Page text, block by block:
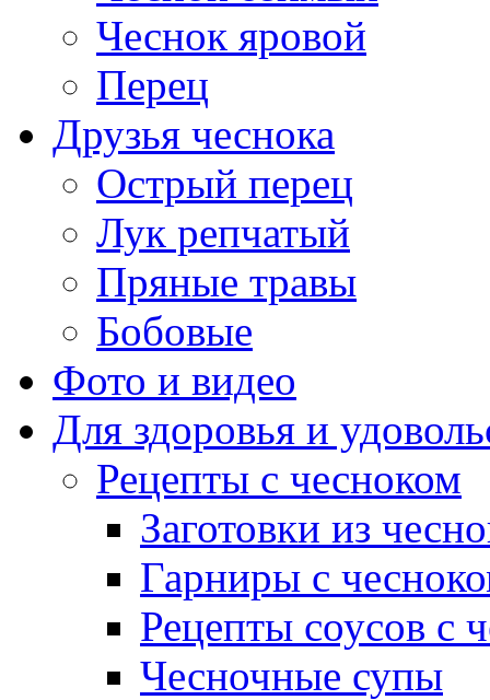
Чеснок яровой
Перец
Друзья чеснока
Острый перец
Лук репчатый
Пряные травы
Бобовые
Фото и видео
Для здоровья и
Рецепты с чесноком
Заготовки из
Гарниры с
Рецепты соусов с
Чесночные супы